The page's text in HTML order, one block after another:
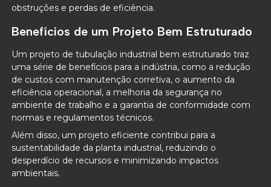
obstruções e perdas de eficiência.
Benefícios de um Projeto Bem Estruturado
Um projeto de tubulação industrial bem estruturado traz
uma série de benefícios para a indústria, como a redução
de custos com manutenção corretiva, o aumento da
eficiência operacional, a melhoria da segurança no
ambiente de trabalho e a garantia de conformidade com
normas e regulamentos técnicos.
Além disso, um projeto eficiente contribui para a
sustentabilidade da planta industrial, reduzindo o
desperdício de recursos e minimizando impactos
ambientais.